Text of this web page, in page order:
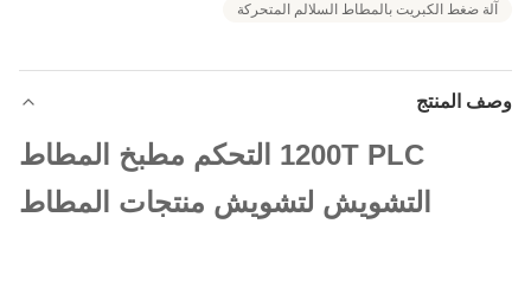
آلة ضغط الكبريت بالمطاط السلالم المتحركة
وصف المنتج
1200T PLC التحكم مطبخ المطاط
التشويش لتشويش منتجات المطاط